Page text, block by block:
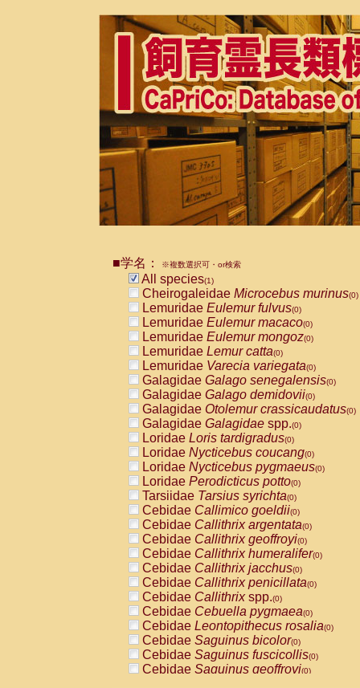
■学名： ※複数選択可・or検索
All species(1)
Cheirogaleidae Microcebus murinus(0)
Lemuridae Eulemur fulvus(0)
Lemuridae Eulemur macaco(0)
Lemuridae Eulemur mongoz(0)
Lemuridae Lemur catta(0)
Lemuridae Varecia variegata(0)
Galagidae Galago senegalensis(0)
Galagidae Galago demidovii(0)
Galagidae Otolemur crassicaudatus(0)
Galagidae Galagidae spp.(0)
Loridae Loris tardigradus(0)
Loridae Nycticebus coucang(0)
Loridae Nycticebus pygmaeus(0)
Loridae Perodicticus potto(0)
Tarsiidae Tarsius syrichta(0)
Cebidae Callimico goeldii(0)
Cebidae Callithrix argentata(0)
Cebidae Callithrix geoffroyi(0)
Cebidae Callithrix humeralifer(0)
Cebidae Callithrix jacchus(0)
Cebidae Callithrix penicillata(0)
Cebidae Callithrixspp.(0)
Cebidae Cebuella pygmaea(0)
Cebidae Leontopithecus rosalia(0)
Cebidae Saguinus bicolor(0)
Cebidae Saguinus fuscicollis(0)
Cebidae Saguinus geoffroyi(0)